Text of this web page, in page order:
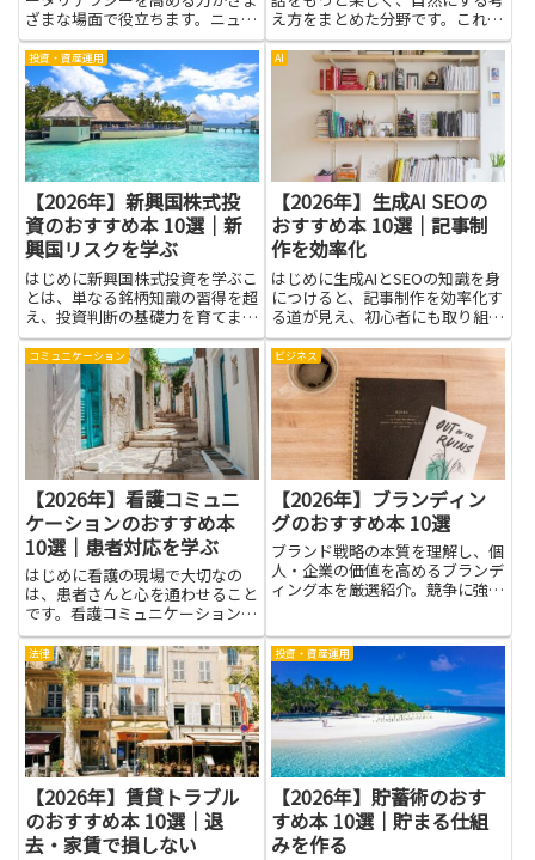
ざまな場面で役立ちます。ニュー
スの統計や企業の指標を理解する
ことで、判断に自信が生まれ、誤
解や偽情報に惑わされにくくなり
ます。本記事は、データリテラシ
ーを高める手がかりを、暮らし
と...
え方をまとめた分野です。これを
学ぶと、友だちや同僚との会話が
スムーズになり、緊張しやすい場
面でも自分の言葉を伝えやすくな
ります。話を聴く力、相手の気持
ちを読み取るコツ、質問のしか
投資・資産運用
【2026年】新興国株式投
資のおすすめ本 10選｜新
興国リスクを学ぶ
はじめに新興国株式投資を学ぶこ
とは、単なる銘柄知識の習得を超
え、投資判断の基礎力を育てま
す。特に新興国リスクの理解は重
要で、政治や通貨、経済構造の違
いが投資成績にどう影響するかを
把握できれば、感情に流されずに
冷静な判断がしやすくなります。
AI
【2026年】生成AI SEOの
おすすめ本 10選｜記事制
作を効率化
はじめに生成AIとSEOの知識を身
につけると、記事制作を効率化す
る道が見え、初心者にも取り組み
やすくなります。文章を作るAI
は、アイデア出しのヒントをく
れ、同じ表現のくり返しを減らす
手助けをします。検索のコツを意
識して書く練習をすれば、読者...
コミュニケーション
【2026年】看護コミュニ
ケーションのおすすめ本
10選｜患者対応を学ぶ
はじめに看護の現場で大切なの
は、患者さんと心を通わせること
です。看護コミュニケーションを
学ぶ本は、面と向かって話すとき
の伝え方だけでなく、相手の気持
ちを理解する力をそだてます。言
葉の選び方や表情の読み取り、適
切なタイミングでの質問のしかた
な...
ビジネス
【2026年】ブランディン
グのおすすめ本 10選
ブランド戦略の本質を理解し、個
人・企業の価値を高めるブランデ
ィング本を厳選紹介。競争に強い
法律
【2026年】賃貸トラブル
のおすすめ本 10選｜退
去・家賃で損しない
投資・資産運用
【2026年】貯蓄術のおす
すめ本 10選｜貯まる仕組
みを作る